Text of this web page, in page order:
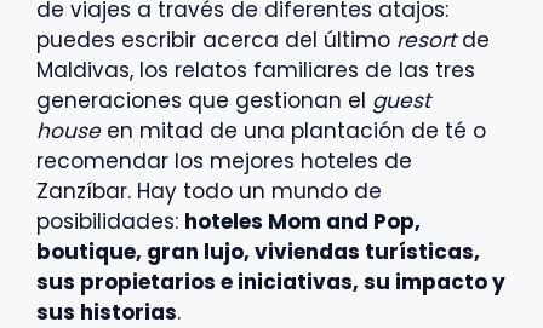
de viajes a través de diferentes atajos:
puedes escribir acerca del último resortde
Maldivas, los relatos familiares de las tres
generaciones que gestionan el guest
houseen mitad de una plantación de té o
recomendar los mejores hoteles de
Zanzíbar. Hay todo un mundo de
posibilidades: hoteles Mom and Pop,
boutique, gran lujo, viviendas turísticas,
sus propietarios e iniciativas, su impacto y
sus historias.